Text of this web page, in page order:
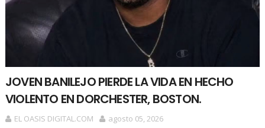
JOVEN BANILEJO PIERDE LA VIDA EN HECHO
VIOLENTO EN DORCHESTER, BOSTON.
EL OASIS DIGITAL.COM
agosto 05, 2026